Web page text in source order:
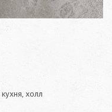
холл